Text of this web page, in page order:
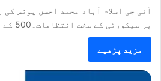
آئی جی اسلام آباد محمد احسن یونس
پر سیکورٹی کے سخت انتظامات۔500 کے قریب…
مزید پڑھیے